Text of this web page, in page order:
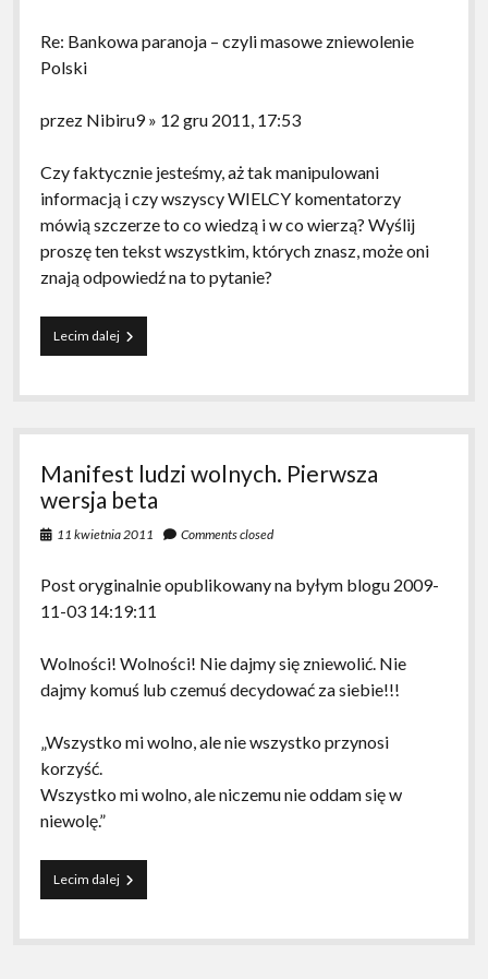
Re: Bankowa paranoja – czyli masowe zniewolenie
Polski
przez Nibiru9 » 12 gru 2011, 17:53
Czy faktycznie jesteśmy, aż tak manipulowani
informacją i czy wszyscy WIELCY komentatorzy
mówią szczerze to co wiedzą i w co wierzą? Wyślij
proszę ten tekst wszystkim, których znasz, może oni
znają odpowiedź na to pytanie?
Lecim dalejRead
it
Manifest ludzi wolnych. Pierwsza
wersja beta
11 kwietnia 2011 Comments closed
Post oryginalnie opublikowany na byłym blogu 2009-
11-03 14:19:11
Wolności! Wolności! Nie dajmy się zniewolić. Nie
dajmy komuś lub czemuś decydować za siebie!!!
„Wszystko mi wolno, ale nie wszystko przynosi
korzyść.
Wszystko mi wolno, ale niczemu nie oddam się w
niewolę.”
Lecim dalejManifest
ludzi
Pierwsza